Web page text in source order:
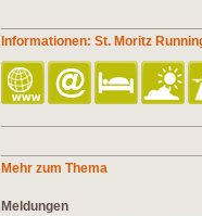
Informationen: St. Moritz
Mehr zum Thema
Meldungen